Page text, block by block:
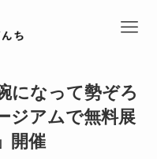
になって勢ぞろ
ジアムで無料展
開催